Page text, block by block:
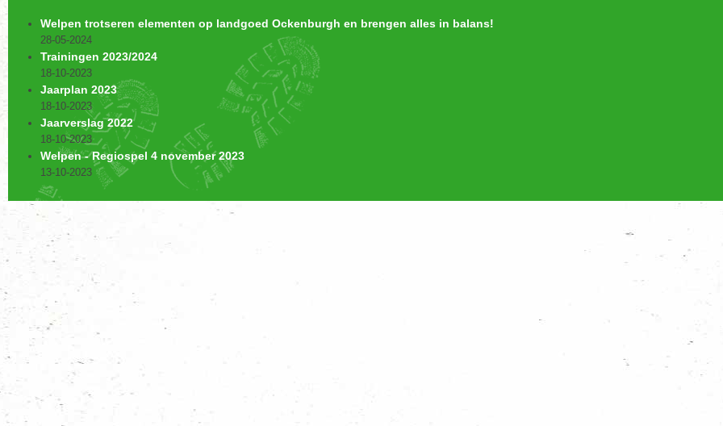
Welpen trotseren elementen op landgoed Ockenburgh en brengen alles in balans!
28-05-2024
Trainingen 2023/2024
18-10-2023
Jaarplan 2023
18-10-2023
Jaarverslag 2022
18-10-2023
Welpen - Regiospel 4 november 2023
13-10-2023
Lid worden bij Scouting
Heb jij zin om te zeilen, zelf een expeditie te organiseren of misschien zelfs naar het buitenland? Of vind je het gewoon super leuk om samen met
Meer informatie
Een groep in jouw buurt!